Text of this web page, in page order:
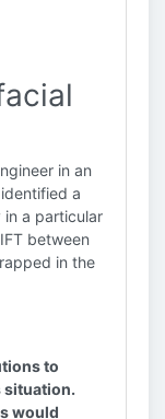
in an
a
in a particular
between
in the
to
situation.
would